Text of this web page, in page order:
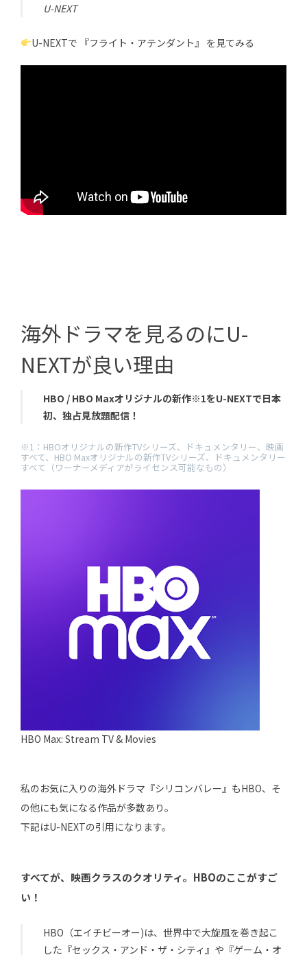
U-NEXT
U-NEXTで 『フライト・アテンダント』 を見てみる
海外ドラマを見るのにU-
NEXTが良い理由
HBO / HBO Maxオリジナルの新作※1をU-NEXTで日本
初、独占見放題配信！
※1：HBOオリジナルの新作TVシリーズ、ドキュメンタリー、映画
すべて、HBO Maxオリジナルの新作TVシリーズ、ドキュメンタリー
すべて（ワーナーメディアがライセンス可能なもの）
HBO Max: Stream TV & Movies
私のお気に入りの海外ドラマ『シリコンバレー』もHBO、そ
の他にも気になる作品が多数あり。
下記はU-NEXTの引用になります。
すべてが、映画クラスのクオリティ。HBOのここがすご
い！
HBO（エイチビーオー)は、世界中で大旋風を巻き起こ
した『セックス・アンド・ザ・シティ』や『ゲーム・オ